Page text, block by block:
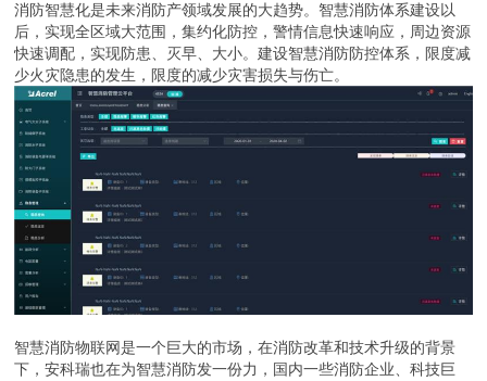
消防智慧化是未来消防产领域发展的大趋势。智慧消防体系建设以
后，实现全区域大范围，集约化防控，警情信息快速响应，周边资源
快速调配，实现防患、灭早、大小。建设智慧消防防控体系，限度减
少火灾隐患的发生，限度的减少灾害损失与伤亡。
智慧消防物联网是一个巨大的市场，在消防改革和技术升级的背景
下，安科瑞也在为智慧消防发一份力，国内一些消防企业、科技巨